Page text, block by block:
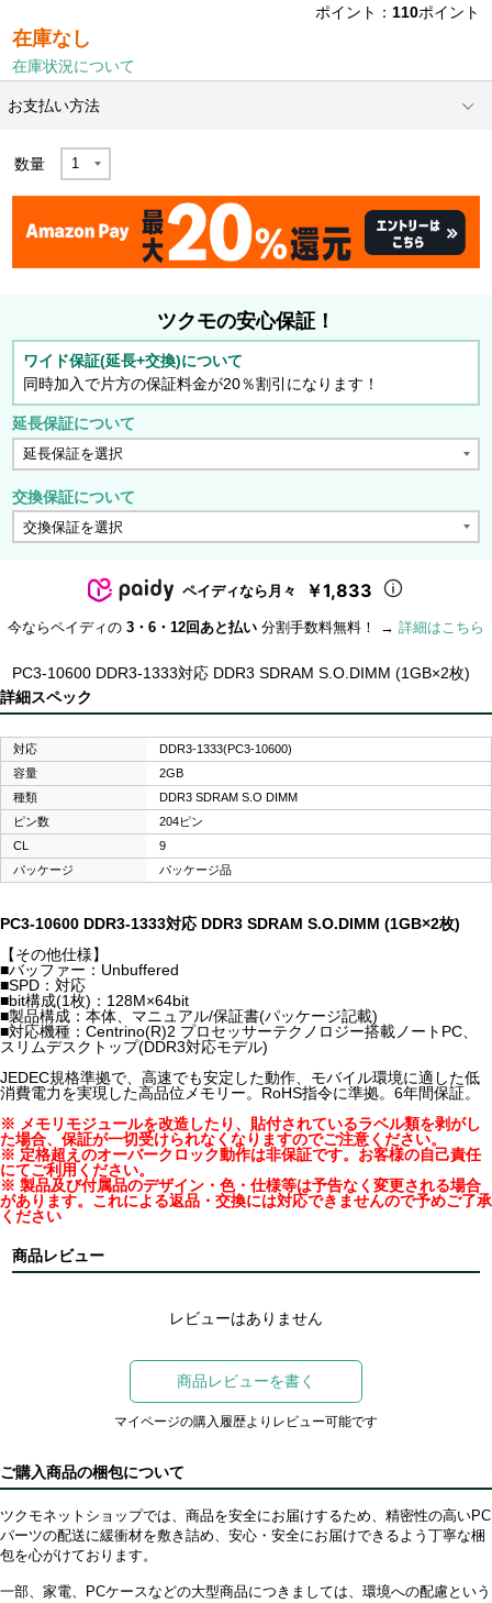
ポイント： 110ポイント
在庫なし
在庫状況について
お支払い方法
数量
ツクモの安心保証！
ワイド保証(延長+交換)について
同時加入で片方の保証料金が20％割引になります！
延長保証について
交換保証について
ペイディなら月々 ￥1,833
今ならペイディの 3・6・12回あと払い 分割手数料無料！ → 詳細はこちら
PC3-10600 DDR3-1333対応 DDR3 SDRAM S.O.DIMM (1GB×2枚)
詳細スペック
対応
DDR3-1333(PC3-10600)
容量
2GB
種類
DDR3 SDRAM S.O DIMM
ピン数
204ピン
CL
9
パッケージ
パッケージ品
PC3-10600 DDR3-1333対応 DDR3 SDRAM S.O.DIMM (1GB×2枚)
【その他仕様】
■バッファー：Unbuffered
■SPD：対応
■bit構成(1枚)：128M×64bit
■製品構成：本体、マニュアル/保証書(パッケージ記載)
■対応機種：Centrino(R)2 プロセッサーテクノロジー搭載ノートPC、
スリムデスクトップ(DDR3対応モデル)
JEDEC規格準拠で、高速でも安定した動作、モバイル環境に適した低
消費電力を実現した高品位メモリー。RoHS指令に準拠。6年間保証。
※ メモリモジュールを改造したり、貼付されているラベル類を剥がし
た場合、保証が一切受けられなくなりますのでご注意ください。
※ 定格超えのオーバークロック動作は非保証です。お客様の自己責任
にてご利用ください。
※ 製品及び付属品のデザイン・色・仕様等は予告なく変更される場合
があります。これによる返品・交換には対応できませんので予めご了承
ください
商品レビュー
レビューはありません
商品レビューを書く
マイページの購入履歴よりレビュー可能です
ご購入商品の梱包について
ツクモネットショップでは、商品を安全にお届けするため、精密性の高いPC
パーツの配送に緩衝材を敷き詰め、安心・安全にお届けできるよう丁寧な梱
包を心がけております。
一部、家電、PCケースなどの大型商品につきましては、環境への配慮という